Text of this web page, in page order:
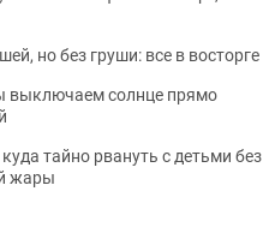
но без груши: все в восторге
выключаем солнце прямо
тайно рвануть с детьми без
жары